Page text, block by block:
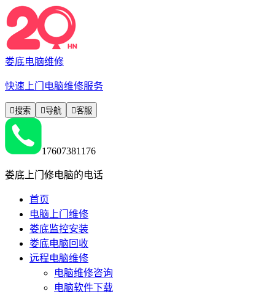
娄底电脑维修
快速上门电脑维修服务
搜索 导航 客服
17607381176
娄底上门修电脑的电话
首页
电脑上门维修
娄底监控安装
娄底电脑回收
远程电脑维修
电脑维修咨询
电脑软件下载